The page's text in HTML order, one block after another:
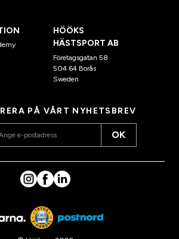
HÖÖKS
HÄSTSPORT AB
Företagsgatan 58
504 64 Borås
Sweden
PÅ VÅRT NYHETSBREV
OK